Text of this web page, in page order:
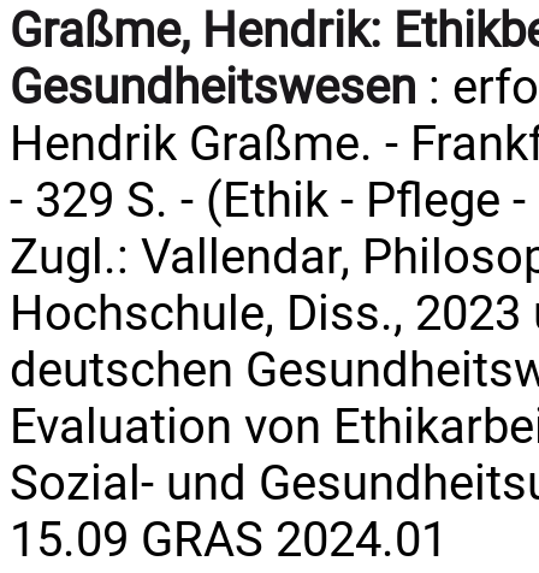
Graßme, Hendrik:
Gesundheitswesen :
Hendrik Graßme. -
- 329 S. - (Ethik - Pflege
Zugl.: Vallendar,
Hochschule, Diss.,
deutschen
Evaluation von
Sozial- und
15.09 GRAS 2024.01